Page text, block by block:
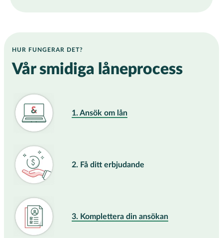
HUR FUNGERAR DET?
Vår smidiga låneprocess
1. Ansök om lån
2. Få ditt erbjudande
3. Komplettera din ansökan